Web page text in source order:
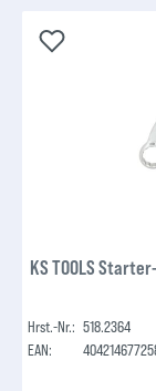
KS TOOLS
Hrst.-Nr.: 518.2364
EAN: